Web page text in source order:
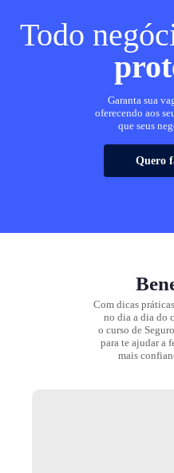
Todo
Garanta sua
oferecendo aos
que seus
Quero
Com dicas
no dia a dia do
o curso de
para te ajudar a
mais